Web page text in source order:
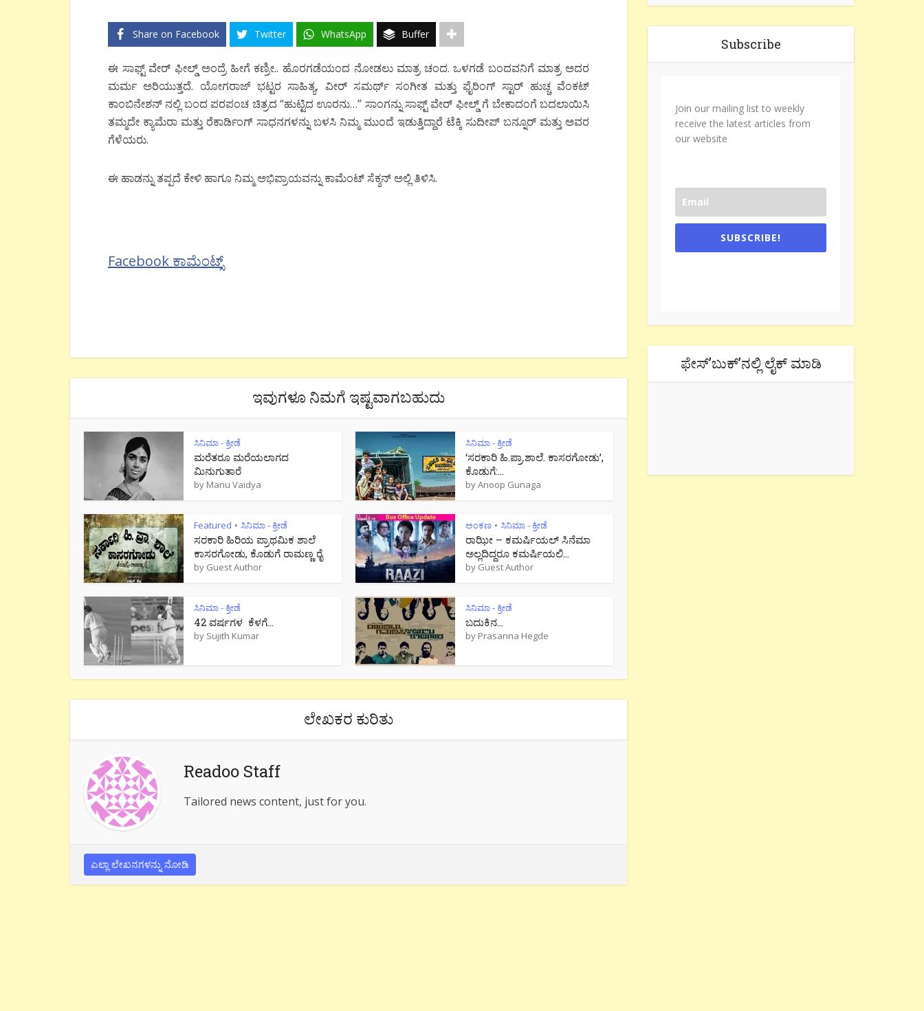
Share on Facebook Twitter WhatsApp Buffer
ಈ ಸಾಫ್ಟ್ ವೇರ್ ಫೀಲ್ಡ್ ಅಂದ್ರೆ ಹೀಗೆ ಕಣ್ರೀ.. ಹೊರಗಡೆಯಂದ ನೋಡಲು ಮಾತ್ರ ಚಂದ. ಒಳಗಡೆ ಬಂದವನಿಗೆ ಮಾತ್ರ ಅದರ
ಮರ್ಮ ಅರಿಯುತ್ತದೆ. ಯೋಗರಾಜ್ ಭಟ್ಟರ ಸಾಹಿತ್ಯ, ವೀರ್ ಸಮರ್ಥ್ ಸಂಗೀತ ಮತ್ತು ಫೈರಿಂಗ್ ಸ್ಟಾರ್ ಹುಚ್ಚ ವೆಂಕಟ್
ಕಾಂಬಿನೇಶನ್ ನಲ್ಲಿ ಬಂದ ಪರಪಂಚ ಚಿತ್ರದ “ಹುಟ್ಟಿದ ಊರನು…” ಸಾಂಗನ್ನು ಸಾಫ್ಟ್ ವೇರ್ ಫೀಲ್ಡ್ ಗೆ ಬೇಕಾದಂಗೆ ಬದಲಾಯಿಸಿ
ತಮ್ಮದೇ ಕ್ಯಾಮೆರಾ ಮತ್ತು ರೆಕಾರ್ಡಿಂಗ್ ಸಾಧನಗಳನ್ನು ಬಳಸಿ ನಿಮ್ಮ ಮುಂದೆ ಇಡುತ್ತಿದ್ದಾರೆ ಟೆಕ್ಕಿ ಸುದೀಪ್ ಬನ್ನೂರ್ ಮತ್ತು ಅವರ
ಗೆಳೆಯರು.
ಈ ಹಾಡನ್ನು ತಪ್ಪದೆ ಕೇಳಿ ಹಾಗೂ ನಿಮ್ಮ ಅಭಿಪ್ರಾಯವನ್ನು ಕಾಮೆಂಟ್ ಸೆಕ್ಶನ್ ಅಲ್ಲಿ ತಿಳಿಸಿ.
Facebook ಕಾಮೆಂಟ್ಸ್
ಇವುಗಳೂ ನಿಮಗೆ ಇಷ್ಟವಾಗಬಹುದು
ಸಿನಿಮಾ - ಕ್ರೀಡೆ
ಮರೆತರೂ ಮರೆಯಲಾಗದ
ಮಿನುಗುತಾರೆ
by Manu Vaidya
ಸಿನಿಮಾ - ಕ್ರೀಡೆ
‘ಸರಕಾರಿ ಹಿ.ಪ್ರಾ.ಶಾಲೆ. ಕಾಸರಗೋಡು’,
ಕೊಡುಗೆ:...
byAnoop Gunaga
Featured • ಸಿನಿಮಾ - ಕ್ರೀಡೆ
ಸರಕಾರಿ ಹಿರಿಯ ಪ್ರಾಥಮಿಕ ಶಾಲೆ
ಕಾಸರಗೋಡು, ಕೊಡುಗೆ ರಾಮಣ್ಣ ರೈ
by Guest Author
ಅಂಕಣ • ಸಿನಿಮಾ - ಕ್ರೀಡೆ
ರಾಝೀ – ಕಮರ್ಷಿಯಲ್ ಸಿನೆಮಾ
ಅಲ್ಲದಿದ್ದರೂ ಕಮರ್ಷಿಯಲಿ...
by Guest Author
ಸಿನಿಮಾ - ಕ್ರೀಡೆ
42 ವರ್ಷಗಳ ಕೆಳಗೆ…
by Sujith Kumar
ಸಿನಿಮಾ - ಕ್ರೀಡೆ
ಬದುಕಿನ...
by Prasanna Hegde
ಲೇಖಕರ ಕುರಿತು
Readoo Staff
Tailored news content, just for you.
ಎಲ್ಲಾ ಲೇಖನಗಳನ್ನು ನೋಡಿ
Subscribe
Join our mailing list to weekly
receive the latest articles from
our website
SUBSCRIBE!
ಫೇಸ್’ಬುಕ್’ನಲ್ಲಿ ಲೈಕ್ ಮಾಡಿ